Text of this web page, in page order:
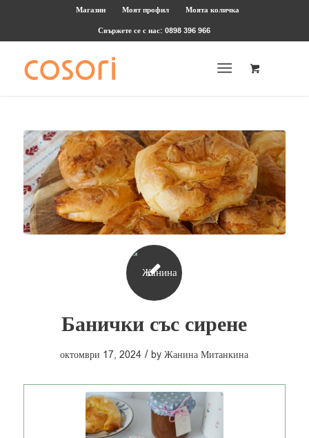
Магазин Моят профил
Моята количка
Свържете се с нас: 0898 396 966
Банички със сирене
октомври 17, 2024 / byЖанина Митанкина